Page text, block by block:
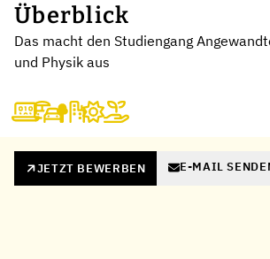
Überblick
Das macht den Studiengang
und Physik aus
JETZT BEWERBEN E-MAIL